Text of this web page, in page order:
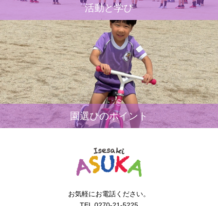
活動と学び
園選びのポイント
お気軽にお電話ください。